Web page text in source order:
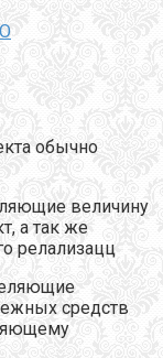
обычно
величину
а так же
релализацц
средств